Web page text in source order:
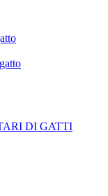
DI GATTI